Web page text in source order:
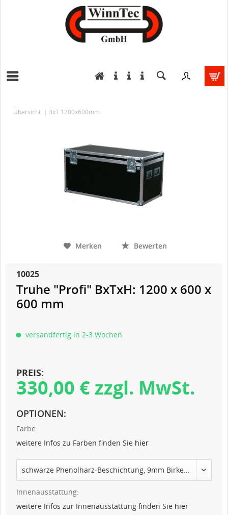
Übersicht BxT 1200x600mm
Merken Bewerten
10025
Truhe "Profi" BxTxH: 1200 x 600 x
600 mm
versandfertig in 2-3 Wochen
PREIS:
330,00 € zzgl. MwSt.
OPTIONEN:
Farbe:
weitere Infos zu Farben finden Sie hier
Innenausstattung:
weitere Infos zur Innenausstattung finden Sie hier